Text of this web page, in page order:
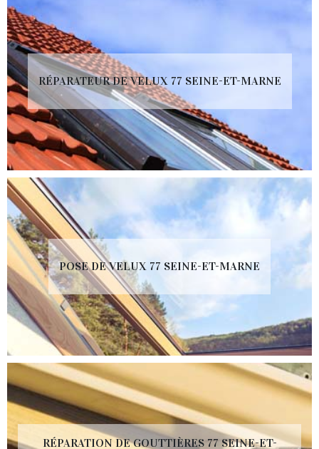
RÉPARATEUR DE VELUX 77 SEINE-ET-MARNE
POSE DE VELUX 77 SEINE-ET-MARNE
RÉPARATION DE GOUTTIÈRES 77 SEINE-ET-